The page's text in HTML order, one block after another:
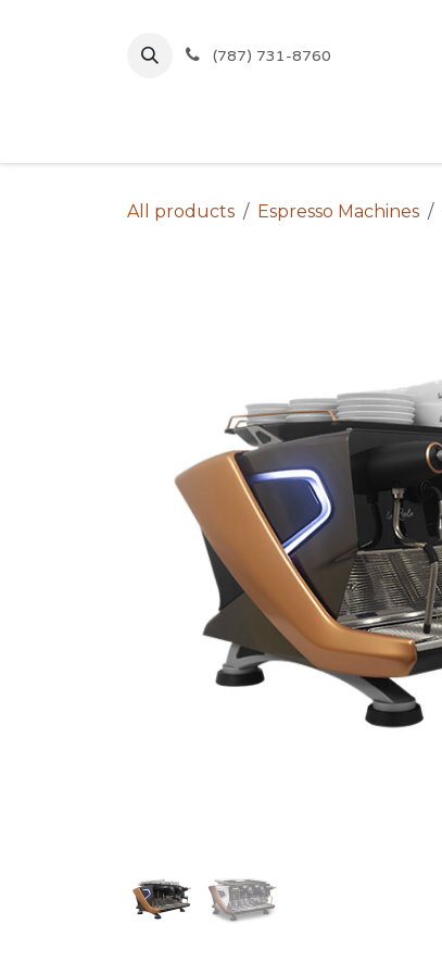
(787) 731-8760
All products Espresso Machines